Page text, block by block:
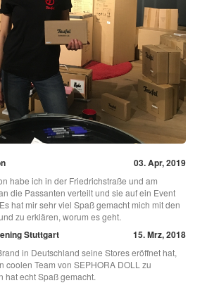
03. Apr, 2019
habe ich in der Friedrichstraße und am
die Passanten verteilt und sie auf ein Event
hat mir sehr viel Spaß gemacht mich mit den
zu erklären, worum es geht.
Stuttgart 15. Mrz, 2018
in Deutschland seine Stores eröffnet hat,
coolen Team von SEPHORA DOLL zu
hat echt Spaß gemacht.